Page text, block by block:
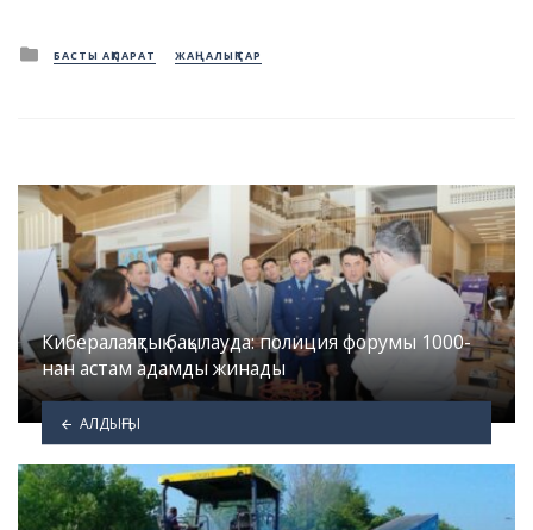
Posted
in
БАСТЫ АҚПАРАТ ЖАҢАЛЫҚТАР
Кибералаяқтық бақылауда: полиция форумы 1000-
нан астам адамды жинады
АЛДЫҢҒЫ